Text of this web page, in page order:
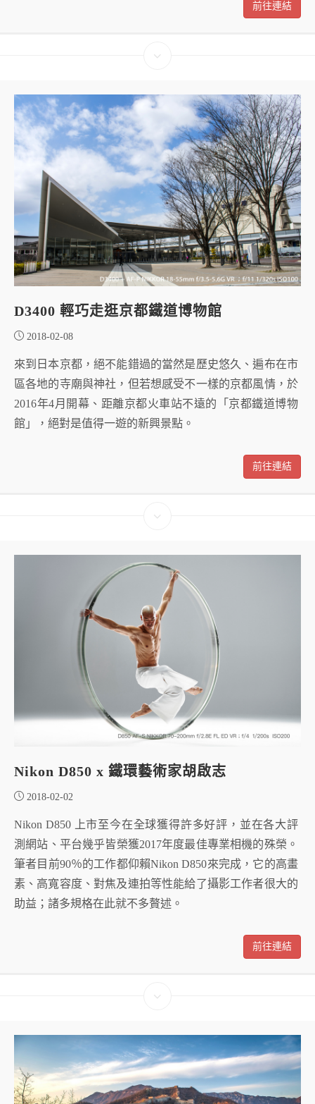
前往連結
D3400 輕巧走逛京都鐵道博物館
2018-02-08
來到日本京都，絕不能錯過的當然是歷史悠久、遍布在市
區各地的寺廟與神社，但若想感受不一樣的京都風情，於
2016年4月開幕、距離京都火車站不遠的「京都鐵道博物
館」，絕對是值得一遊的新興景點。
前往連結
Nikon D850 x 鐵環藝術家胡啟志
2018-02-02
Nikon D850 上市至今在全球獲得許多好評，並在各大評
測網站、平台幾乎皆榮獲2017年度最佳專業相機的殊榮。
筆者目前90％的工作都仰賴Nikon D850來完成，它的高畫
素、高寬容度、對焦及連拍等性能給了攝影工作者很大的
助益；諸多規格在此就不多贅述。
前往連結